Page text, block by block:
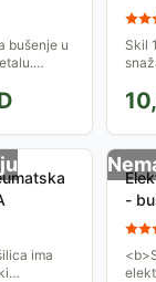
bušenje u
brzine je
Skil
ima
-